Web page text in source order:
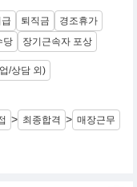
퇴직금
경조휴가
당 장기근속자 포상
/상담 외)
> 최종합격 > 매장근무